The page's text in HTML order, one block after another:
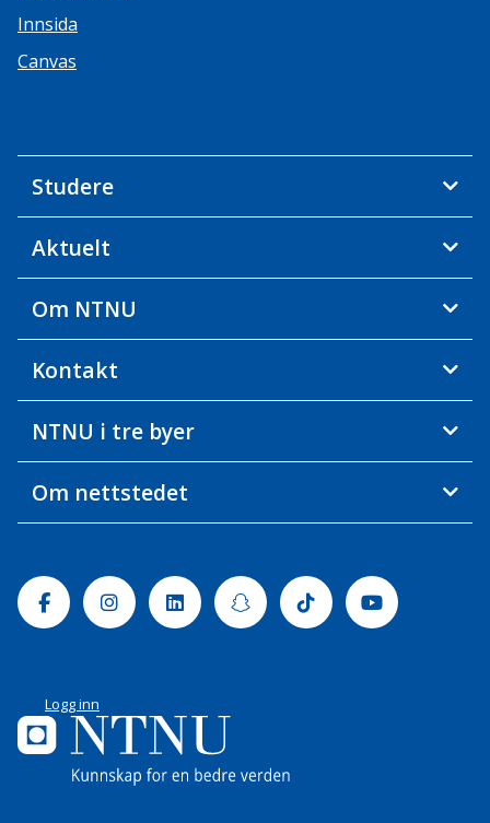
Innsida
Canvas
Studere
Aktuelt
Om NTNU
Kontakt
NTNU i tre byer
Om nettstedet
FacebookInstagramLinkedinSnapchatTiktok Youtube
Logg inn